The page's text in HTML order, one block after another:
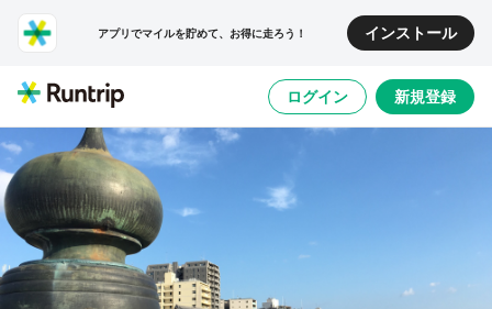
アプリでマイルを貯めて、お得に走ろう！ インストール
ログイン 新規登録